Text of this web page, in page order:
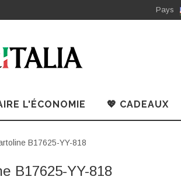
Pays
L'ÉCONOMIE 💖 CADEAUX
B17625-YY-818
B17625-YY-818